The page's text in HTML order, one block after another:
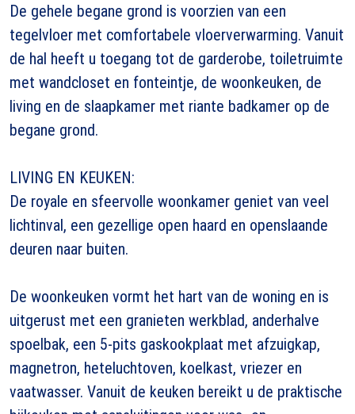
De gehele begane grond is voorzien van een
tegelvloer met comfortabele vloerverwarming. Vanuit
de hal heeft u toegang tot de garderobe, toiletruimte
met wandcloset en fonteintje, de woonkeuken, de
living en de slaapkamer met riante badkamer op de
begane grond.
LIVING EN KEUKEN:
De royale en sfeervolle woonkamer geniet van veel
lichtinval, een gezellige open haard en openslaande
deuren naar buiten.
De woonkeuken vormt het hart van de woning en is
uitgerust met een granieten werkblad, anderhalve
spoelbak, een 5-pits gaskookplaat met afzuigkap,
magnetron, heteluchtoven, koelkast, vriezer en
vaatwasser. Vanuit de keuken bereikt u de praktische